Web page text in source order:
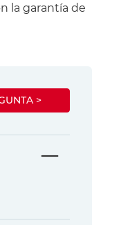
la garantía de
>